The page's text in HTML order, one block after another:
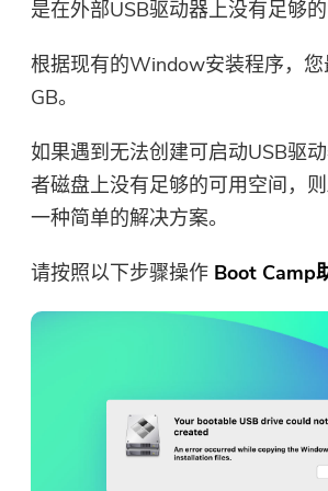
是在外部USB驱动器上没有足够的
根据现有的Window安装程序，
GB。
如果遇到无法创建可启动USB驱
者磁盘上没有足够的可用空间，
一种简单的解决方案。
请按照以下步骤操作 Boot Camp